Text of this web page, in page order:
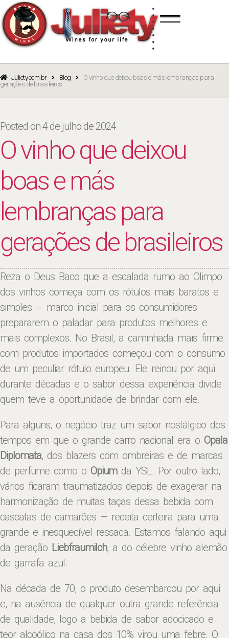
navigation
content
BRANCO
ROSÉ
Juliety.com.br Blog
O vinho que deixou boas e más lembranças para
gerações de brasileiros
Posted on4 de julho de 2024
O vinho que deixou
boas e más
lembranças para
gerações de brasileiros
Reza o Deus Baco que a escalada rumo ao Olimpo
dos vinhos começa com os rótulos mais baratos e
simples – marco inicial para os consumidores
prepararem o paladar para produtos melhores e
mais complexos. No Brasil, a caminhada mais firme
com produtos importados começou com o consumo
de um peculiar rótulo europeu. Ele reinou por aqui
durante décadas e o sabor dessa experiência divide
quem teve a oportunidade de brindar com ele.
Para alguns, o negócio traz um sabor nostálgico dos
tempos em que o grande carro nacional era o Opala
Diplomata, dos blazers com ombreiras e de marcas
de perfume como o Opiumda YSL. Por outro lado,
vários ficaram traumatizados depois de exagerar na
harmonização de muitas taças dessa bebida com
cascatas de camarões — receita certeira para uma
grande e inesquecível ressaca. Estamos falando aqui
da geração Liebfraumilch, a do célebre vinho alemão
de garrafa azul.
Na década de 70, o produto desembarcou por aqui
e, na ausência de qualquer outra grande referência
de qualidade, logo a bebida de sabor adocicado e
teor alcoólico na casa dos 10% virou uma febre. O